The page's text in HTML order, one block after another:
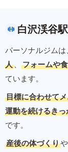
白沢渓谷
パーソナルジムは
人 、 フォームや
ています。
目標に合わせて
運動を続けるき
です。
産後の体づくりや